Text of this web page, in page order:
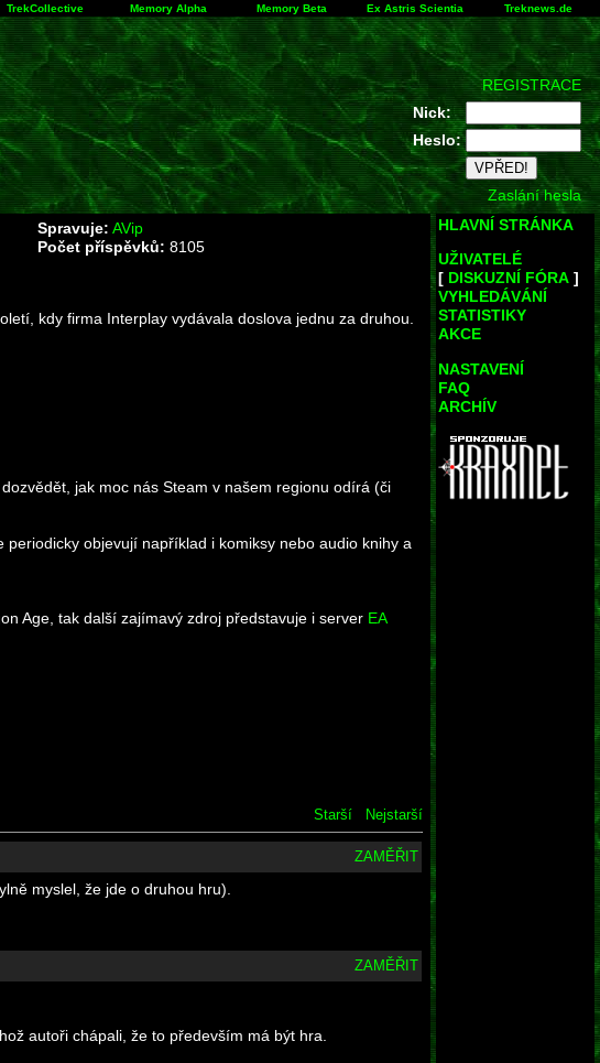
TrekCollective Memory Alpha Memory Beta Ex Astris Scientia Treknews.de
REGISTRACE
Nick:
Heslo:
Zaslání hesla
Spravuje: AVip
Počet příspěvků: 8105
kdy firma Interplay vydávala doslova jednu za druhou.
dozvědět, jak moc nás Steam v našem regionu odírá (či
periodicky objevují například i komiksy nebo audio knihy a
Age, tak další zajímavý zdroj představuje i server EA
Starší Nejstarší
ZAMĚŘIT
myslel, že jde o druhou hru).
ZAMĚŘIT
autoři chápali, že to především má být hra.
HLAVNÍ STRÁNKA
UŽIVATELÉ
[ DISKUZNÍ FÓRA ]
VYHLEDÁVÁNÍ
STATISTIKY
AKCE
NASTAVENÍ
FAQ
ARCHÍV